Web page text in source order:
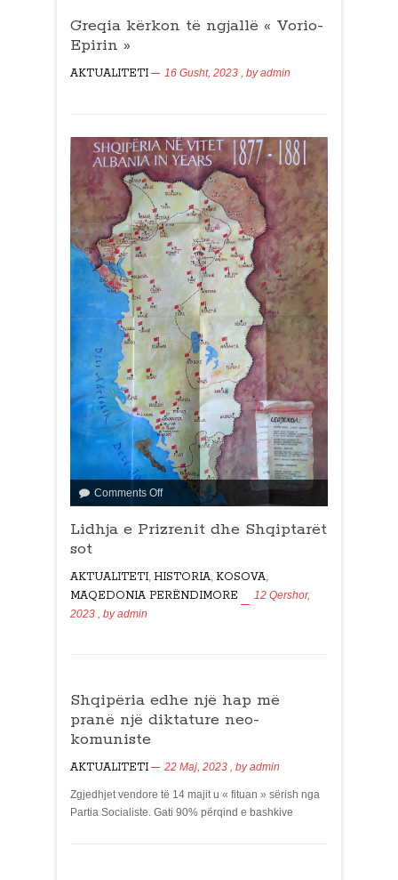
Greqia kërkon të ngjallë « Vorio-
Epirin »
AKTUALITETI 16 Gusht, 2023 , byadmin
Comments Off
Lidhja e Prizrenit dhe Shqiptarët
sot
AKTUALITETI HISTORIA KOSOVA
MAQEDONIA PERËNDIMORE
12 Qershor,
2023
, byadmin
Shqipëria edhe një hap më
pranë një diktature neo-
komuniste
AKTUALITETI 22 Maj, 2023 , byadmin
Zgjedhjet vendore të 14 majit u « fituan » sërish nga
Partia Socialiste. Gati 90% përqind e bashkive